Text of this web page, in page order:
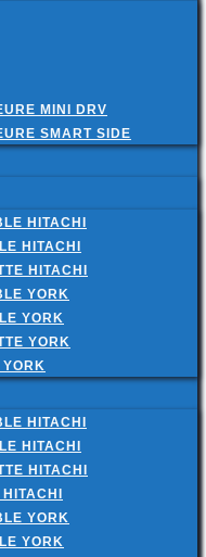
MINI DRV
SMART SIDE
HITACHI
HITACHI
HITACHI
YORK
YORK
YORK
YORK
HITACHI
HITACHI
HITACHI
YORK
YORK